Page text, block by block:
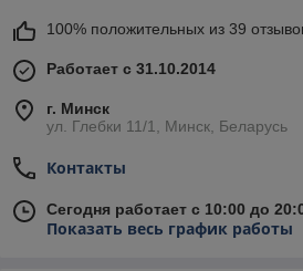
100% положительных из 39
Работает с 31.10.2014
г. Минск
ул. Глебки 11/1, Минск, Беларусь
Контакты
Сегодня работает с 10:00 до
Показать весь график работы